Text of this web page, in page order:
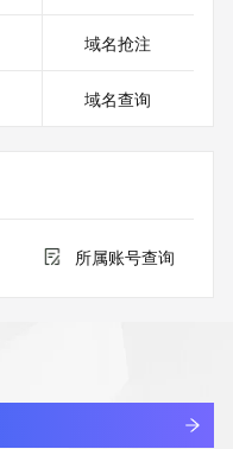
域名抢注
域名查询
所属账号查询